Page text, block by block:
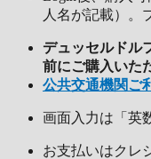
人名が記載）。
デュッセルドル
前にご購入いた
公共交通機関ご
画面入力は「英
お支払いはクレ